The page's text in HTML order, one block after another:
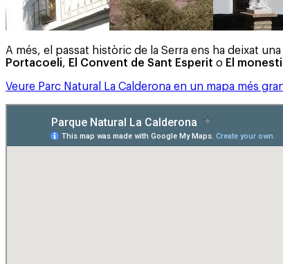
A més, el passat històric de la Serra ens ha deixat
Portacoeli, El Convent de Sant Esperit o El
Veure Parc Natural La Calderona en un mapa més